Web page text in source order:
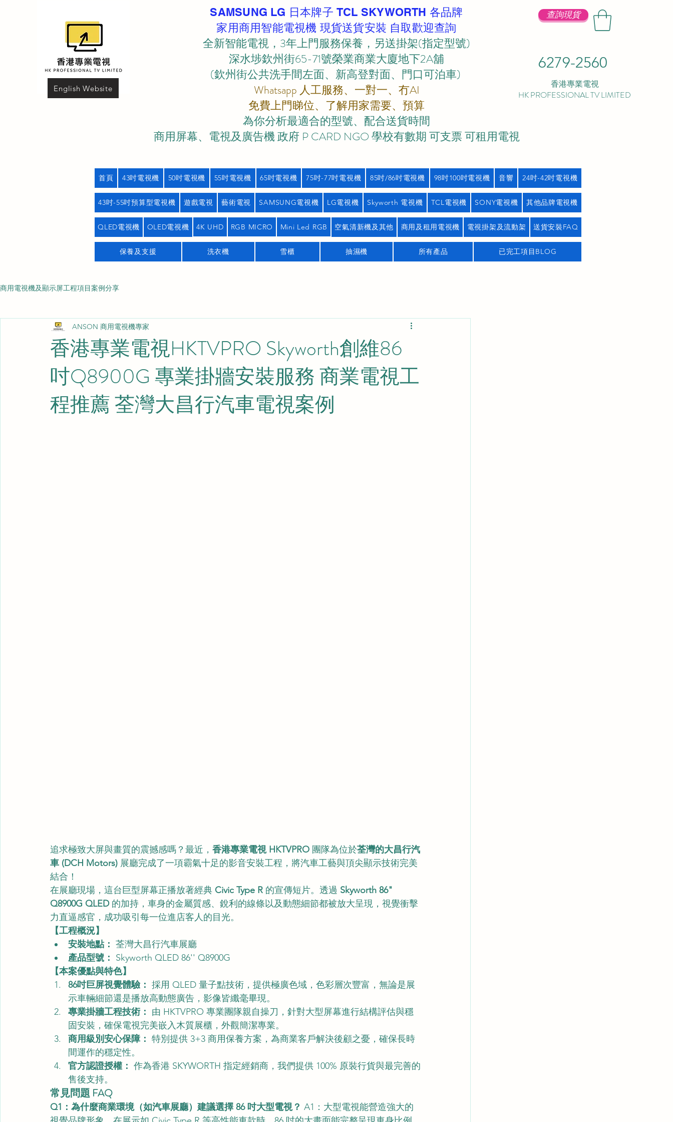
English Website
查詢現貨
6279-2560
香港專業電視
HK PROFESSIONAL TV LIMITED
SAMSUNG LG 日本牌子 TCL SKYWORTH 各品牌
家用商用智能電視機 現貨送貨安裝 自取歡迎查詢
全新智能電視，3年上門服務保養，另送掛架(指定型號)
深水埗欽州街65-71號榮業商業大廈地下2A舖
(欽州街公共洗手間左面、新高登對面、門口可泊車) ​
Whatsapp 人工服務、一對一、冇AI
免費上門睇位、了解用家需要、預算
為你分析最適合的型號、配合送貨時間
商用屏幕、電視及廣告機 政府 P CARD NGO 學校有數期 可支票 可租用電視
首頁 43吋電視機 50吋電視機 55吋電視機 65吋電視機 75吋-77吋電視機 85吋/86吋電視機 98吋100吋電視機 音響 24吋-42吋電視機
43吋-55吋預算型電視機 遊戲電視 藝術電視 SAMSUNG電視機 LG電視機 Skyworth 電視機 TCL電視機 SONY電視機 其他品牌電視機
QLED電視機 OLED電視機 4K UHD RGB MICRO Mini Led RGB 空氣清新機及其他 商用及租用電視機 電視掛架及流動架 送貨安裝FAQ
保養及支援 洗衣機 雪櫃 抽濕機 所有產品 已完工項目BLOG
商用電視機及顯示屏工程項目案例分享
香港專業電視HKTVPRO Skyworth創維86
吋Q8900G 專業掛牆安裝服務 商業電視工
程推薦 荃灣大昌行汽車電視案例
ANSON 商用電視機專家
追求極致大屏與畫質的震撼感嗎？最近， 香港專業電視 HKTVPRO 團隊為位於荃灣的大昌行汽
車 (DCH Motors) 展廳完成了一項霸氣十足的影音安裝工程，將汽車工藝與頂尖顯示技術完美
結合！
在展廳現場，這台巨型屏幕正播放著經典 Civic Type R 的宣傳短片。透過 Skyworth 86"
Q8900G QLED 的加持，車身的金屬質感、銳利的線條以及動態細節都被放大呈現，視覺衝擊
力直逼感官，成功吸引每一位進店客人的目光。
【工程概況】
安裝地點： 荃灣大昌行汽車展廳
產品型號： Skyworth QLED 86'' Q8900G
【本案優點與特色】
86吋巨屏視覺體驗： 採用 QLED 量子點技術，提供極廣色域，色彩層次豐富，無論是展
示車輛細節還是播放高動態廣告，影像皆纖毫畢現。
專業掛牆工程技術： 由 HKTVPRO 專業團隊親自操刀，針對大型屏幕進行結構評估與穩
固安裝，確保電視完美嵌入木質展櫃，外觀簡潔專業。
商用級別安心保障： 特別提供 3+3 商用保養方案，為商業客戶解決後顧之憂，確保長時
間運作的穩定性。
官方認證授權： 作為香港 SKYWORTH 指定經銷商，我們提供 100% 原裝行貨與最完善的
售後支持。
常見問題 FAQ
Q1：為什麼商業環境（如汽車展廳）建議選擇 86 吋大型電視？ A1：大型電視能營造強大的